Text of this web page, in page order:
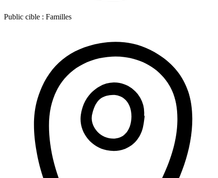
Public cible : Familles